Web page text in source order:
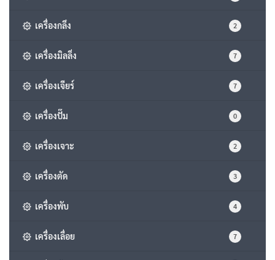
เครื่องกลึง 2
เครื่องมิลลิ่ง 7
เครื่องเจียร์ 7
เครื่องปั๊ม 0
เครื่องเจาะ 2
เครื่องตัด 3
เครื่องพับ 4
เครื่องเลื่อย 7